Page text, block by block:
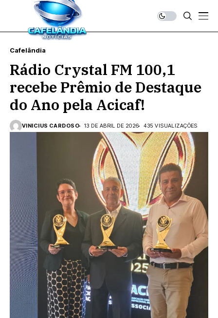
Cafelândia
Rádio Crystal FM 100,1
recebe Prêmio de Destaque
do Ano pela Acicaf!
VINICIUS CARDOSO 13 DE ABRIL DE 2026 435 VISUALIZAÇÕES